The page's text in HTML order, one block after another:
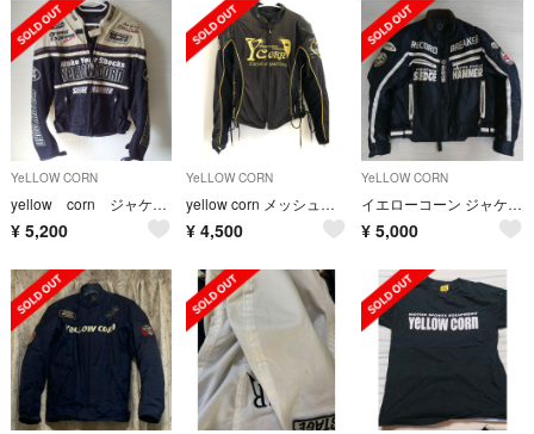
YeLLOW CORN
yellow corn ジャケット
¥ 5,200
YeLLOW CORN
yellow corn メッシュジャケット
¥ 4,500
YeLLOW CORN
イエローコーン ジャケット BB-8308 LL
¥ 5,000